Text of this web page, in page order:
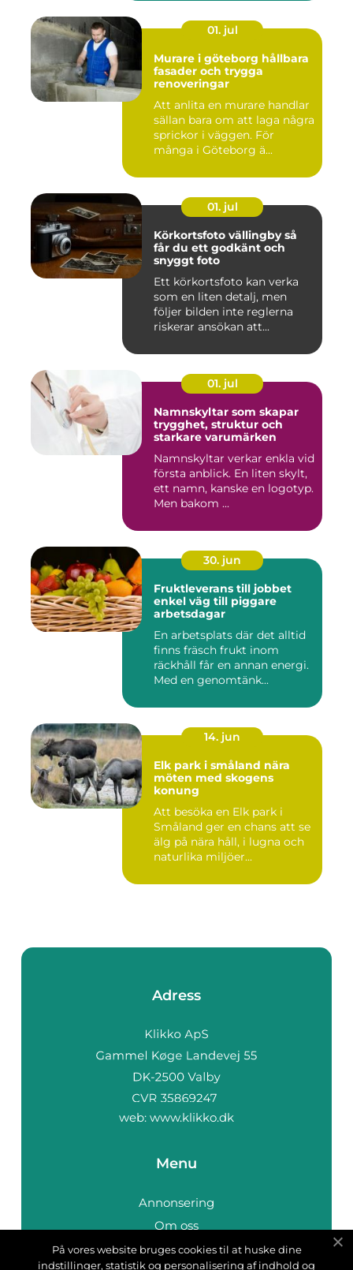
01. jul
Murare i göteborg hållbara
fasader och trygga
renoveringar
Att anlita en murare handlar
sällan bara om att laga några
sprickor i väggen. För
många i Göteborg ä...
01. jul
Körkortsfoto vällingby så
får du ett godkänt och
snyggt foto
Ett körkortsfoto kan verka
som en liten detalj, men
följer bilden inte reglerna
riskerar ansökan att...
01. jul
Namnskyltar som skapar
trygghet, struktur och
starkare varumärken
Namnskyltar verkar enkla vid
första anblick. En liten skylt,
ett namn, kanske en logotyp.
Men bakom ...
30. jun
Fruktleverans till jobbet
enkel väg till piggare
arbetsdagar
En arbetsplats där det alltid
finns fräsch frukt inom
räckhåll får en annan energi.
Med en genomtänk...
14. jun
Elk park i småland nära
möten med skogens
konung
Att besöka en Elk park i
Småland ger en chans att se
älg på nära håll, i lugna och
naturlika miljöer...
Adress
web: www.klikko.dk
Menu
Annonsering
Om oss
Cookies
På vores website bruges cookies til at huske dine
indstillinger, statistik og personalisering af indhold og